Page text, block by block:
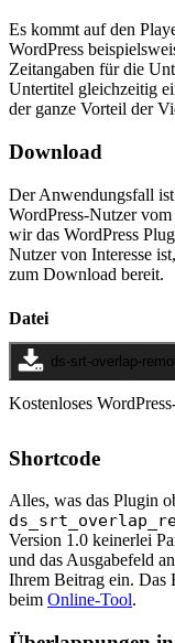
Es kommt auf den
WordPress
Zeitangaben für die
Untertitel gleichzeitig
der ganze Vorteil der
Download
Der Anwendungsfall
WordPress-Nutzer
wir das WordPress
Nutzer von Interesse
zum Download bereit.
Datei
ds-srt-overlap-
Kostenloses
Shortcode
Alles, was das Plugin
Version 1.0 keinerlei
und das Ausgabefeld
Ihrem Beitrag ein. Das
beim Online-Tool.